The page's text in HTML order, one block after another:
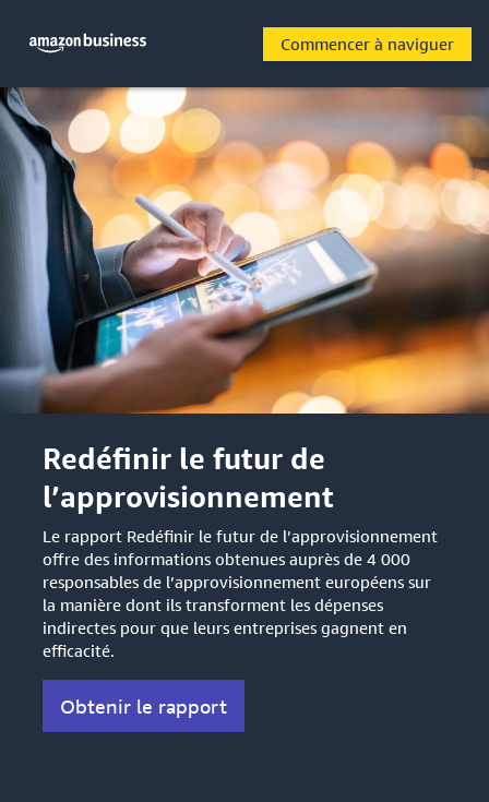
Commencer à naviguer
Redéfinir le futur de
l’approvisionnement
Le rapport Redéfinir le futur de l’approvisionnement
offre des informations obtenues auprès de 4 000
responsables de l’approvisionnement européens sur
la manière dont ils transforment les dépenses
indirectes pour que leurs entreprises gagnent en
efficacité.
Obtenir le rapport